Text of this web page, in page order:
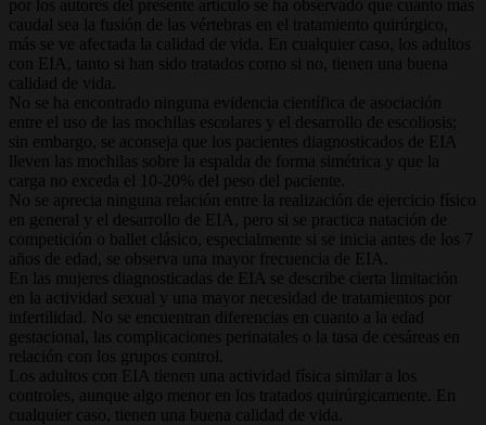
por los autores del presente artículo se ha observado que cuanto más
caudal sea la fusión de las vértebras en el tratamiento quirúrgico,
más se ve afectada la calidad de vida. En cualquier caso, los adultos
con EIA, tanto si han sido tratados como si no, tienen una buena
calidad de vida.
No se ha encontrado ninguna evidencia científica de asociación
entre el uso de las mochilas escolares y el desarrollo de escoliosis;
sin embargo, se aconseja que los pacientes diagnosticados de EIA
lleven las mochilas sobre la espalda de forma simétrica y que la
carga no exceda el 10-20% del peso del paciente.
No se aprecia ninguna relación entre la realización de ejercicio físico
en general y el desarrollo de EIA, pero si se practica natación de
competición o ballet clásico, especialmente si se inicia antes de los 7
años de edad, se observa una mayor frecuencia de EIA.
En las mujeres diagnosticadas de EIA se describe cierta limitación
en la actividad sexual y una mayor necesidad de tratamientos por
infertilidad. No se encuentran diferencias en cuanto a la edad
gestacional, las complicaciones perinatales o la tasa de cesáreas en
relación con los grupos control.
Los adultos con EIA tienen una actividad física similar a los
controles, aunque algo menor en los tratados quirúrgicamente. En
cualquier caso, tienen una buena calidad de vida.